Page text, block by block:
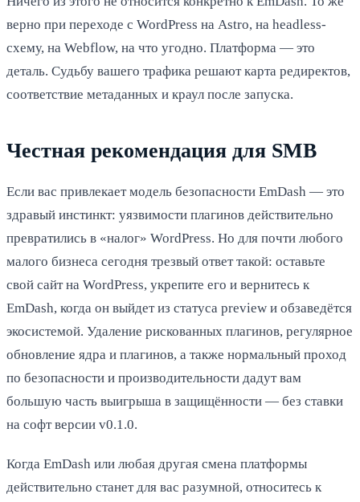
верно при переходе с WordPress на Astro, на headless-
схему, на Webflow, на что угодно. Платформа — это
деталь. Судьбу вашего трафика решают карта редиректов,
соответствие метаданных и краул после запуска.
Честная рекомендация для SMB
Если вас привлекает модель безопасности EmDash — это
здравый инстинкт: уязвимости плагинов действительно
превратились в «налог» WordPress. Но для почти любого
малого бизнеса сегодня трезвый ответ такой: оставьте
свой сайт на WordPress, укрепите его и вернитесь к
EmDash, когда он выйдет из статуса preview и обзаведётся
экосистемой. Удаление рискованных плагинов, регулярное
обновление ядра и плагинов, а также нормальный проход
по безопасности и производительности дадут вам
большую часть выигрыша в защищённости — без ставки
на софт версии v0.1.0.
Когда EmDash или любая другая смена платформы
действительно станет для вас разумной, относитесь к